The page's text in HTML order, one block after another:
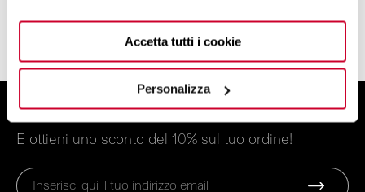
Accetta tutti i cookie
Personalizza
E ottieni uno sconto del 10% sul tuo ordine!